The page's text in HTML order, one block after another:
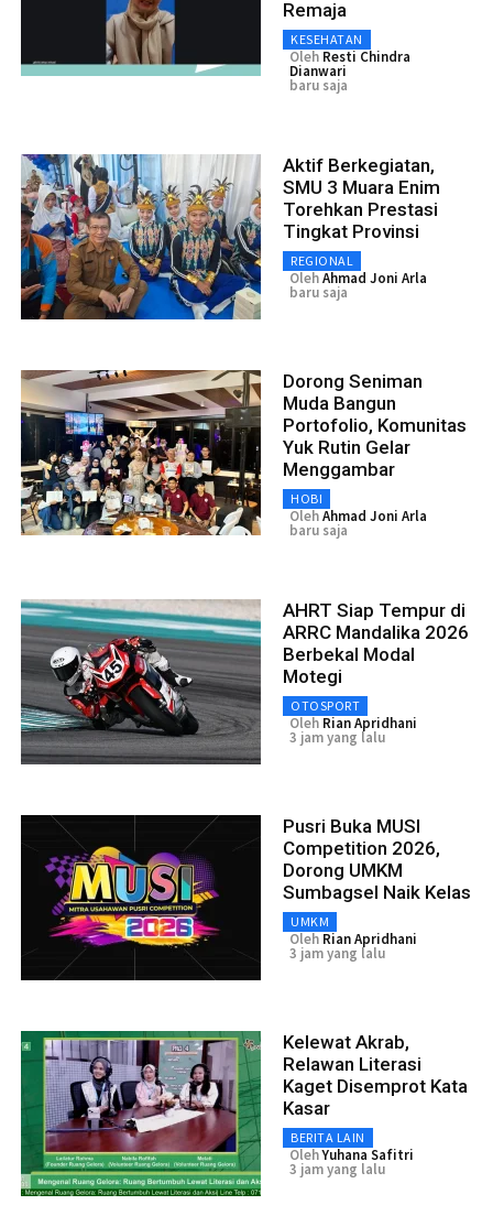
Remaja
KESEHATAN
Oleh Resti Chindra
Dianwari
baru saja
Aktif Berkegiatan,
SMU 3 Muara Enim
Torehkan Prestasi
Tingkat Provinsi
REGIONAL
OlehAhmad Joni Arla
baru saja
Dorong Seniman
Muda Bangun
Portofolio, Komunitas
Yuk Rutin Gelar
Menggambar
HOBI
OlehAhmad Joni Arla
baru saja
AHRT Siap Tempur di
ARRC Mandalika 2026
Berbekal Modal
Motegi
OTOSPORT
Oleh Rian Apridhani
3 jam yang lalu
Pusri Buka MUSI
Competition 2026,
Dorong UMKM
Sumbagsel Naik Kelas
UMKM
Oleh Rian Apridhani
3 jam yang lalu
Kelewat Akrab,
Relawan Literasi
Kaget Disemprot Kata
Kasar
BERITA LAIN
OlehYuhana Safitri
3 jam yang lalu